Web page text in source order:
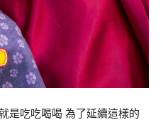
是吃吃喝喝 為了延續這樣的